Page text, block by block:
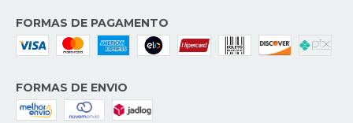
FORMAS DE PAGAMENTO
FORMAS DE ENVIO